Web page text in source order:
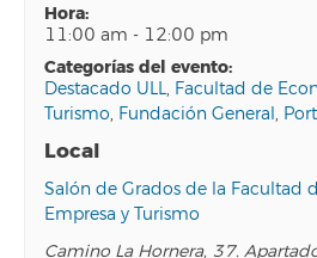
hora:
11:00 am - 12:00 pm
categorías del evento:
Destacado ULL, Facultad de
Turismo, Fundación General,
Local
Salón de Grados de la Facultad
Empresa y Turismo
Camino La Hornera, 37.